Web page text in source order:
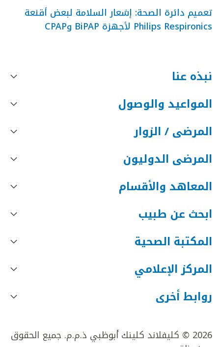
تعميم دائرة الصحة: إشعار السلامة لبعض أقنعة
Philips Respironics لأجهزة BiPAP وCPAP
نبذه عنا
المواعيد والوصول
المرضى / الزوار
المرضى الدوليون
المعاهد والأقسام
ابحث عن طبيب
المكتبة الصحية
المركز الإعلامي
روابط أخرى
2026 © كليفلاند كلينك أبوظبي ذ.م.م. جميع الحقوق